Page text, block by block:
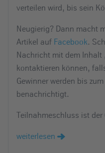
verteilen wird, bis sein
Neugierig? Dann macht
Artikel auf Facebook.
Nachricht mit dem Inhalt
kontaktieren können,
Gewinner werden bis
benachrichtigt.
Teilnahmeschluss ist
weiterlesen